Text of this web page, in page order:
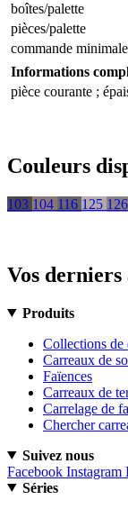
boîtes/palette
pièces/palette
commande minimale
Informations
pièce courante ;
Couleurs
103 104 116 125 126
Vos
Produits
Collections de
Carreaux de
Faïences
Carreaux de
Carrelage de
Chercher
Suivez nous
Facebook Instagram
Séries